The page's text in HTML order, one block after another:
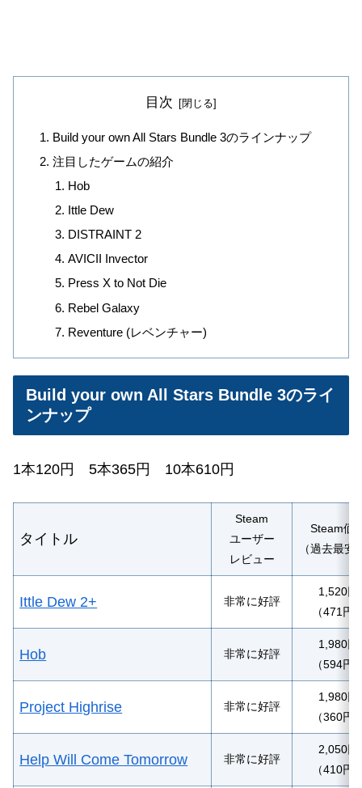
目次
Build your own All Stars Bundle 3のラインナップ
注目したゲームの紹介
Hob
Ittle Dew
DISTRAINT 2
AVICII Invector
Press X to Not Die
Rebel Galaxy
Reventure (レベンチャー)
Build your own All Stars Bundle 3のライ
ンナップ
1本120円 5本365円 10本610円
タイトル
Steam
ユーザー
レビュー
Steam価
（過去最安
Ittle Dew 2+ 非常に好評
1,520円
（471円
Hob 非常に好評
1,980円
（594円
Project Highrise 非常に好評
1,980円
（360円
Help Will Come Tomorrow 非常に好評
2,050円
（410円